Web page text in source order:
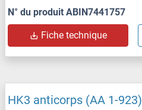
N° du produit ABIN7441757
Fiche technique
HK3 anticorps (AA 1-923)